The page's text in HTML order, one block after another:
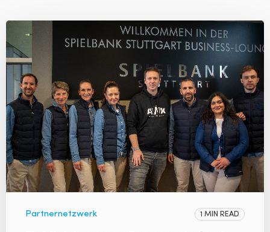
Partnernetzwerk 1 MIN READ